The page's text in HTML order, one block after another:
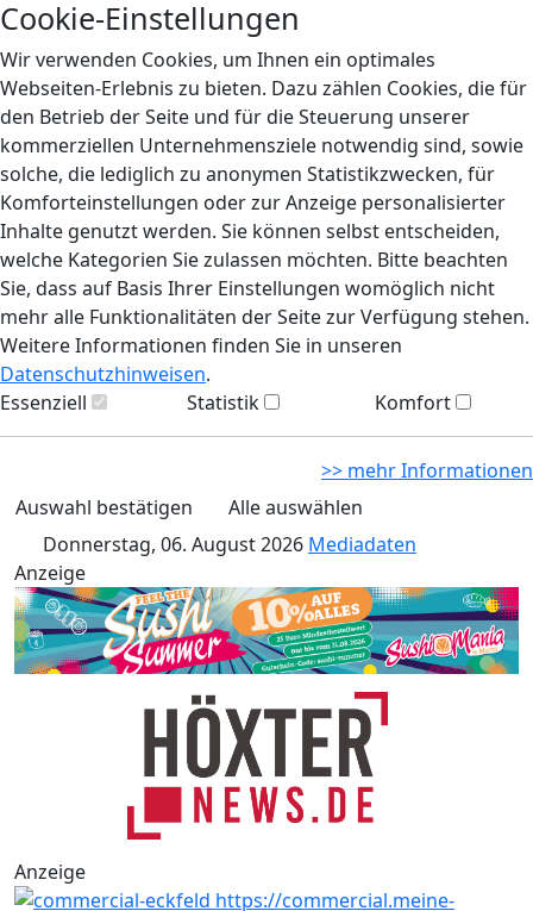
Cookie-Einstellungen
Wir verwenden Cookies, um Ihnen ein optimales
Webseiten-Erlebnis zu bieten. Dazu zählen Cookies, die für
den Betrieb der Seite und für die Steuerung unserer
kommerziellen Unternehmensziele notwendig sind, sowie
solche, die lediglich zu anonymen Statistikzwecken, für
Komforteinstellungen oder zur Anzeige personalisierter
Inhalte genutzt werden. Sie können selbst entscheiden,
welche Kategorien Sie zulassen möchten. Bitte beachten
Sie, dass auf Basis Ihrer Einstellungen womöglich nicht
mehr alle Funktionalitäten der Seite zur Verfügung stehen.
Weitere Informationen finden Sie in unseren
Datenschutzhinweisen.
Essenziell
Statistik Komfort
>> mehr Informationen
Auswahl bestätigen
Alle auswählen
Donnerstag, 06. August 2026 Mediadaten
Anzeige
Anzeige